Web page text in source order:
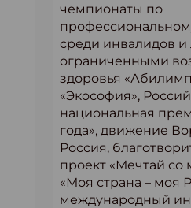
чемпионаты по
среди инвалидов и
ограниченными
здоровья
«Экософия»,
национальная
года», движение
Россия,
проект «Мечтай со
«Моя страна – моя
международный